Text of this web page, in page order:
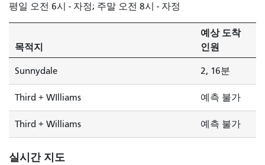
에
도
니
다.
평일 오전 6시 - 자정; 주말 오전 8시 - 자정
목적지
예상 도착
인원
Sunnydale 2, 16분
Third + WIlliams 예측 불가
Third + Williams 예측 불가
실시간 지도